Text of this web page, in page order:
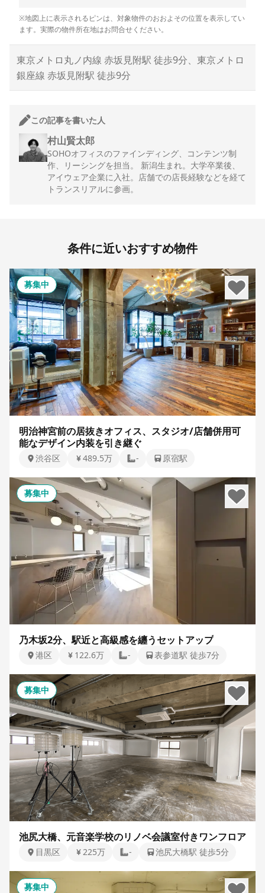
※地図上に表示されるピンは、対象物件のおおよその位置を表示してい
ます。実際の物件所在地はお問合せください。
東京メトロ丸ノ内線 赤坂見附駅 徒歩9分、東京メトロ
銀座線 赤坂見附駅 徒歩9分
この記事を書いた人
村山賢太郎
SOHOオフィスのファインディング、コンテンツ制
作、リーシングを担当。 新潟生まれ。大学卒業後、
アイウェア企業に入社。店舗での店長経験などを経て
トランスリアルに参画。
条件に近いおすすめ物件
募集中
明治神宮前の居抜きオフィス、スタジオ/店舗併用可
能なデザイン内装を引き継ぐ
渋谷区 489.5万 - 原宿駅
募集中
乃木坂2分、駅近と高級感を纏うセットアップ
港区 122.6万 - 表参道駅 徒歩7分
募集中
池尻大橋、元音楽学校のリノベ会議室付きワンフロア
目黒区 225万 - 池尻大橋駅 徒歩5分
募集中